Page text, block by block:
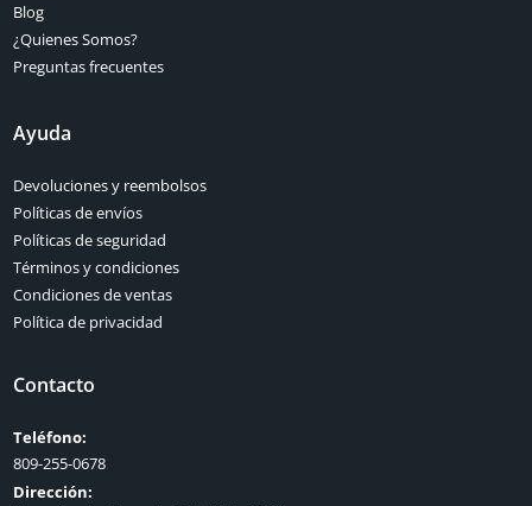
Blog
¿Quienes Somos?
Preguntas frecuentes
Ayuda
Devoluciones y reembolsos
Políticas de envíos
Políticas de seguridad
Términos y condiciones
Condiciones de ventas
Política de privacidad
Contacto
Teléfono:
809-255-0678
Dirección: